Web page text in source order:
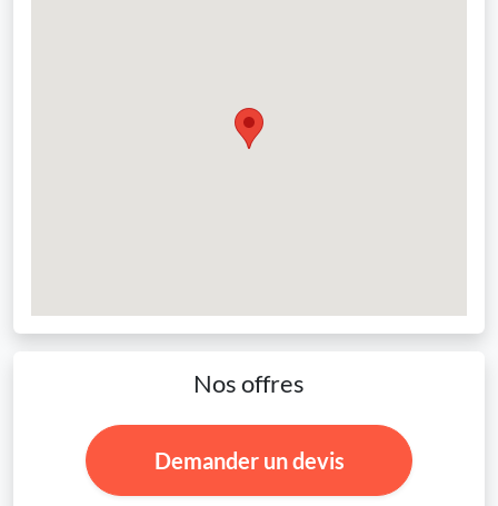
Nos offres
Demander un devis